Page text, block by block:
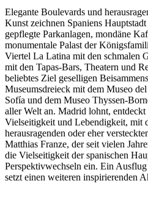
Elegante Boulevards und
Kunst zeichnen Spaniens
gepflegte Parkanlagen, mondäne
monumentale Palast der
Viertel La Latina mit den schmalen
mit den Tapas-Bars, Theatern und
beliebtes Ziel geselligen
Museumsdreieck mit dem Museo
Sofía und dem Museo Thyssen-
aller Welt an. Madrid lohnt,
Vielseitigkeit und Lebendigkeit, mit
herausragenden oder eher
Matthias Franze, der seit vielen
die Vielseitigkeit der spanischen
Perspektivwechseln ein. Ein
setzt einen weiteren inspirierenden